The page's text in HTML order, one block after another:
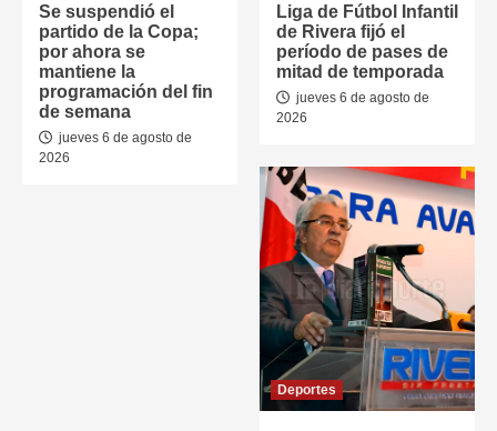
Se suspendió el
partido de la Copa;
por ahora se
mantiene la
programación del fin
de semana
jueves 6 de agosto de
2026
Liga de Fútbol Infantil
de Rivera fijó el
período de pases de
mitad de temporada
jueves 6 de agosto de
2026
Deportes